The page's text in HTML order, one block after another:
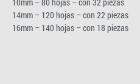
14mm – 120 hojas – con 22 piezas
16mm – 140 hojas – con 18 piezas